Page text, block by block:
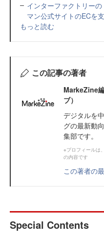
インターファクトリー
マン公式サイトのECを
もっと読む
この記事の著者
MarkeZine
ブ）
デジタルを
グの最新動
集部です。
※プロフィールは
の内容です
この著者の
Special Contents